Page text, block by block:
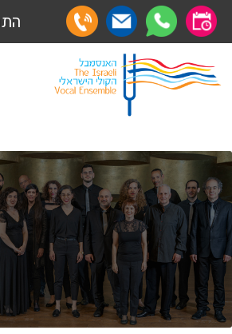
תרומות
הצטרפות לאגודת הידידים
רכישת מנויים
שידור ישיר
VOD
צור קשר
ראשי
תכניה ומשחקיה – איתמר פוגש ארנב
תרומות
תרומות
הצטרפות לאגודת הידידים
אגודת הידידים
רכישת מנויים